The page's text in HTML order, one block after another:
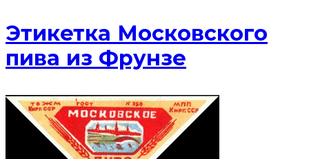
Этикетка Московского
пива из Фрунзе